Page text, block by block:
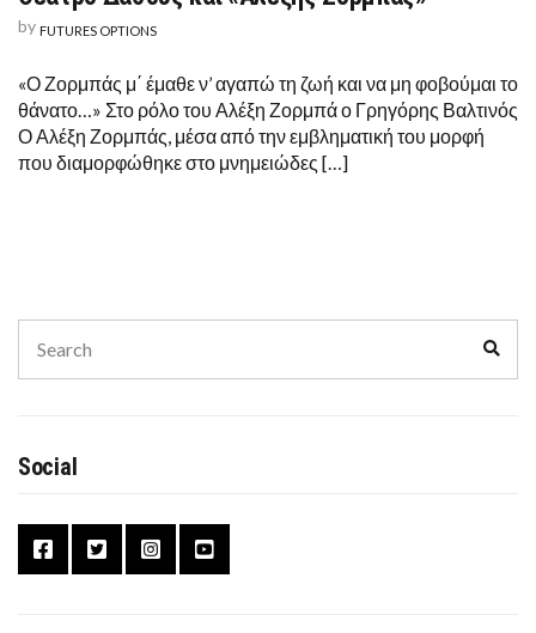
by FUTURES OPTIONS
«Ο Ζορμπάς μ΄ έμαθε ν’ αγαπώ τη ζωή και να μη φοβούμαι το
θάνατο…» Στο ρόλο του Αλέξη Ζορμπά ο Γρηγόρης Βαλτινός
Ο Αλέξη Ζορμπάς, μέσα από την εμβληματική του μορφή
που διαμορφώθηκε στο μνημειώδες […]
for:
Social